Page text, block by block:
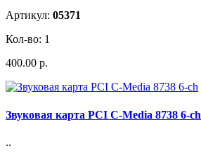
Артикул: 05371
Кол-во: 1
400.00 р.
Звуковая карта PCI C-Media 8738 6-ch
..